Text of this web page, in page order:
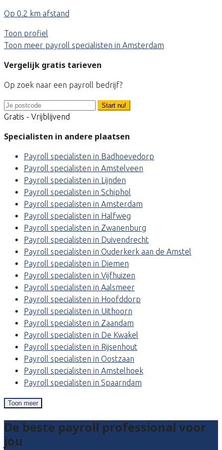
Op 0.2 km afstand
Toon profiel
Toon meer payroll specialisten in Amsterdam
Vergelijk gratis tarieven
Op zoek naar een payroll bedrijf?
Start nu!
Gratis - Vrijblijvend
Specialisten in andere plaatsen
Payroll specialisten in Badhoevedorp
Payroll specialisten in Amstelveen
Payroll specialisten in Lijnden
Payroll specialisten in Schiphol
Payroll specialisten in Amsterdam
Payroll specialisten in Halfweg
Payroll specialisten in Zwanenburg
Payroll specialisten in Duivendrecht
Payroll specialisten in Ouderkerk aan de Amstel
Payroll specialisten in Diemen
Payroll specialisten in Vijfhuizen
Payroll specialisten in Aalsmeer
Payroll specialisten in Hoofddorp
Payroll specialisten in Uithoorn
Payroll specialisten in Zaandam
Payroll specialisten in De Kwakel
Payroll specialisten in Rijsenhout
Payroll specialisten in Oostzaan
Payroll specialisten in Amstelhoek
Payroll specialisten in Spaarndam
Toon meer
De beste payroll professional voor
jou